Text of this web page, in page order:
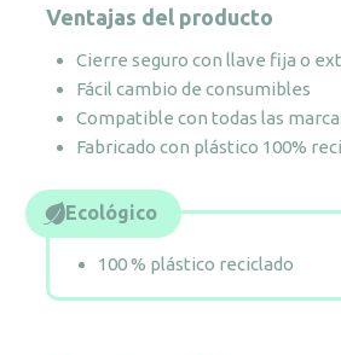
400
blanco
cantidad
Ventajas del producto
Cierre seguro con llave fija o
Fácil cambio de consumibles
Compatible con todas las
Fabricado con plástico 100%
Ecológico
100 % plástico reciclado